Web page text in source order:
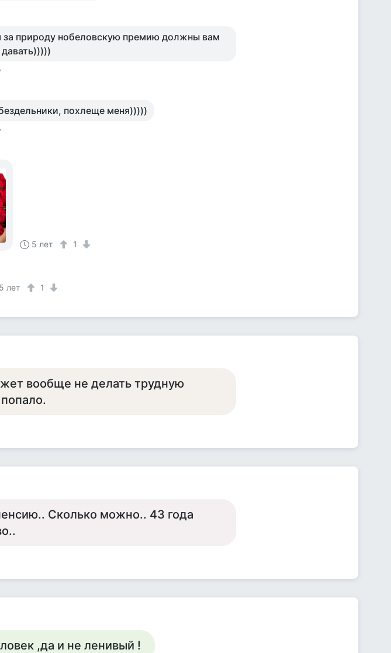
за природу нобеловскую премию должны вам
похлеще меня)))))
5 лет 1
5 лет
1
вообще не делать трудную
Сколько можно.. 43 года
,да и не ленивый !